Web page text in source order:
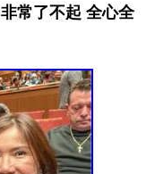
常了不起 全心全